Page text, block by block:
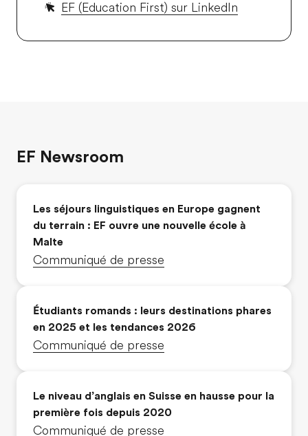
EF (Education First) sur LinkedIn
EF Newsroom
Les séjours linguistiques en Europe gagnent
du terrain : EF ouvre une nouvelle école à
Malte
Communiqué de presse
Étudiants romands : leurs destinations phares
en 2025 et les tendances 2026
Communiqué de presse
Le niveau d’anglais en Suisse en hausse pour la
première fois depuis 2020
Communiqué de presse